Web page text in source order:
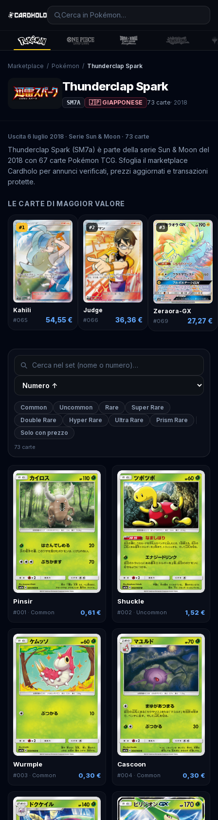
Marketplace / Pokémon / Thunderclap Spark
Thunderclap Spark
SM7A 🇯🇵 GIAPPONESE 73 carte· 2018
Uscita 6 luglio 2018 · Serie Sun & Moon · 73 carte
Thunderclap Spark (SM7a) è parte della serie Sun & Moon del
2018 con 67 carte Pokémon TCG. Sfoglia il marketplace
Cardholo per annunci verificati, prezzi aggiornati e transazioni
protette.
LE CARTE DI MAGGIOR VALORE
#1
Kahili
#065 54,55 €
#2
Judge
#066 36,36 €
#3
Zeraora-GX
#069 27,27 €
Common Uncommon Rare
Super Rare
Double Rare
Hyper Rare Ultra Rare
Prism Rare
Solo con prezzo
73 carte
Pinsir
#001 · Common 0,61 €
Shuckle
#002 · Uncommon 1,52 €
Wurmple
#003 · Common 0,30 €
Cascoon
#004 · Common 0,30 €